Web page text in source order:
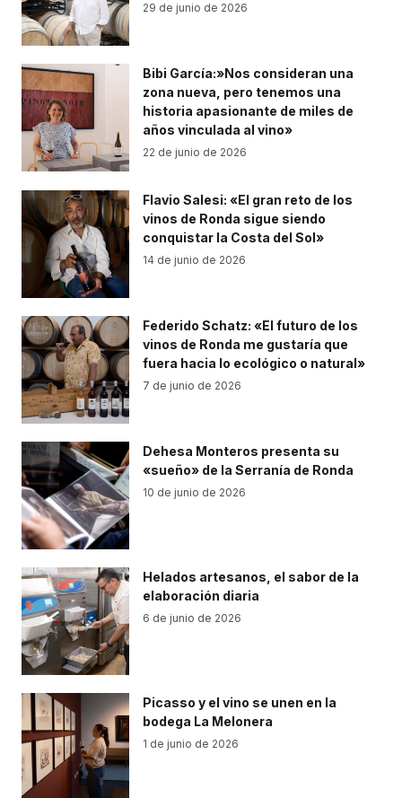
29 de junio de 2026
Bibi García:»Nos consideran una
zona nueva, pero tenemos una
historia apasionante de miles de
años vinculada al vino»
22 de junio de 2026
Flavio Salesi: «El gran reto de los
vinos de Ronda sigue siendo
conquistar la Costa del Sol»
14 de junio de 2026
Federido Schatz: «El futuro de los
vinos de Ronda me gustaría que
fuera hacia lo ecológico o natural»
7 de junio de 2026
Dehesa Monteros presenta su
«sueño» de la Serranía de Ronda
10 de junio de 2026
Helados artesanos, el sabor de la
elaboración diaria
6 de junio de 2026
Picasso y el vino se unen en la
bodega La Melonera
1 de junio de 2026